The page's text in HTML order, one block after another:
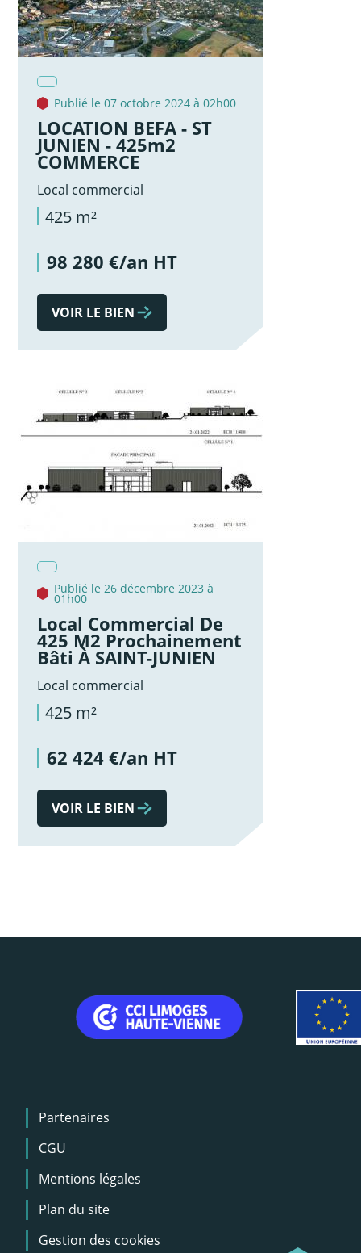
Publié le 07 octobre 2024 à 02h00
LOCATION BEFA - ST
JUNIEN - 425m2
COMMERCE
Local commercial
425 m²
98 280 €/an HT
VOIR LE BIEN
Publié le 26 décembre 2023 à
01h00
Local Commercial De
425 M2 Prochainement
Bâti À SAINT-JUNIEN
Local commercial
425 m²
62 424 €/an HT
VOIR LE BIEN
Menu
Pied
de
page
Partenaires
CGU
Mentions légales
Plan du site
Gestion des cookies